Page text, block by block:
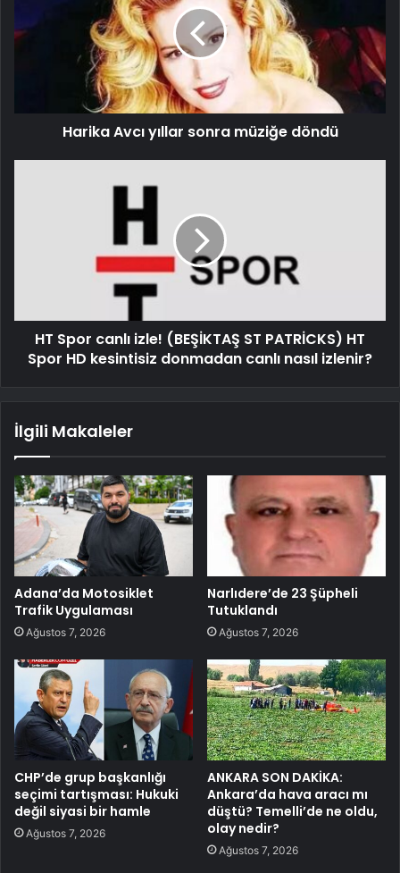
Harika Avcı yıllar sonra müziğe döndü
HT Spor canlı izle! (BEŞİKTAŞ ST PATRİCKS) HT
Spor HD kesintisiz donmadan canlı nasıl izlenir?
İlgili Makaleler
Adana’da Motosiklet
Trafik Uygulaması
Ağustos 7, 2026
Narlıdere’de 23 Şüpheli
Tutuklandı
Ağustos 7, 2026
CHP’de grup başkanlığı
seçimi tartışması: Hukuki
değil siyasi bir hamle
Ağustos 7, 2026
ANKARA SON DAKİKA:
Ankara’da hava aracı mı
düştü? Temelli’de ne oldu,
olay nedir?
Ağustos 7, 2026